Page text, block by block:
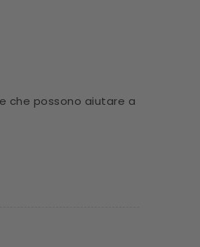
che possono aiutare a